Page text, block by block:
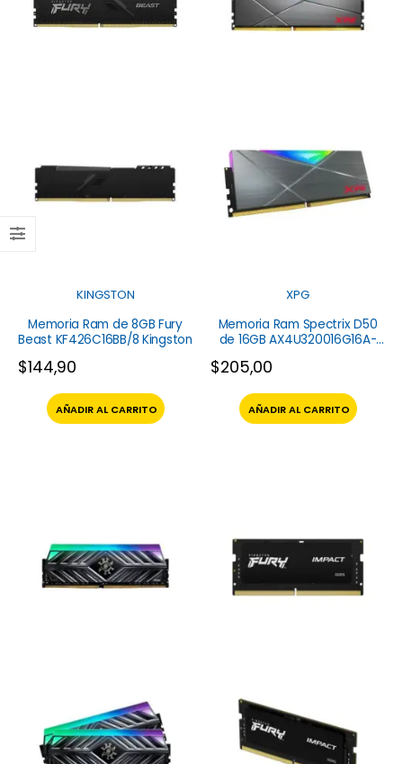
KINGSTON
Memoria Ram de 8GB Fury
Beast KF426C16BB/8 Kingston
$144,90
AÑADIR AL CARRITO
XPG
Memoria Ram Spectrix D50
de 16GB AX4U320016G16A-
$205,00
AÑADIR AL CARRITO